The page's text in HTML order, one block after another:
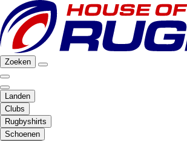
Zoeken
Landen
Clubs
Rugbyshirts
Schoenen